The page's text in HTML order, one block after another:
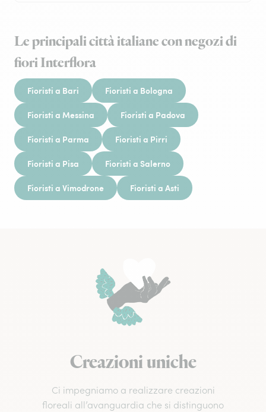
Le principali città italiane con negozi di
fiori Interflora
Fioristi a Bari Fioristi a Bologna
Fioristi a Messina Fioristi a Padova
Fioristi a Parma Fioristi a Pirri
Fioristi a Pisa Fioristi a Salerno
Fioristi a Vimodrone Fioristi a Asti
Creazioni uniche
Ci impegniamo a realizzare creazioni
floreali all’avanguardia che si distinguono